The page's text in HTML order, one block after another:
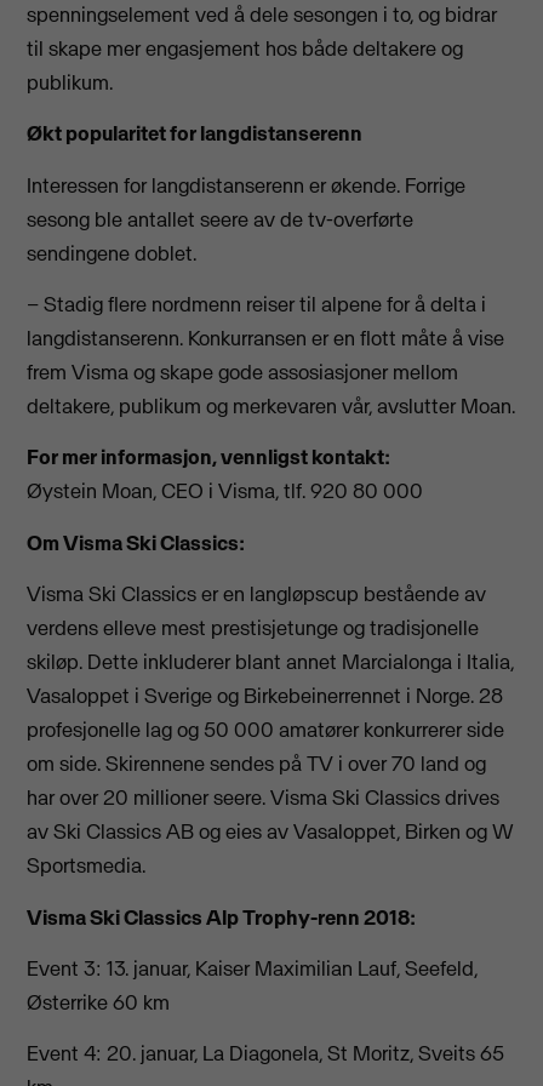
spenningselement ved å dele sesongen i to, og bidrar
til skape mer engasjement hos både deltakere og
publikum.
Økt popularitet for langdistanserenn
Interessen for langdistanserenn er økende. Forrige
sesong ble antallet seere av de tv-overførte
sendingene doblet.
– Stadig flere nordmenn reiser til alpene for å delta i
langdistanserenn. Konkurransen er en flott måte å vise
frem Visma og skape gode assosiasjoner mellom
deltakere, publikum og merkevaren vår, avslutter Moan.
For mer informasjon, vennligst kontakt:
Øystein Moan, CEO i Visma, tlf. 920 80 000
Om Visma Ski Classics:
Visma Ski Classics er en langløpscup bestående av
verdens elleve mest prestisjetunge og tradisjonelle
skiløp. Dette inkluderer blant annet Marcialonga i Italia,
Vasaloppet i Sverige og Birkebeinerrennet i Norge. 28
profesjonelle lag og 50 000 amatører konkurrerer side
om side. Skirennene sendes på TV i over 70 land og
har over 20 millioner seere. Visma Ski Classics drives
av Ski Classics AB og eies av Vasaloppet, Birken og W
Sportsmedia.
Visma Ski Classics Alp Trophy-renn 2018:
Event 3: 13. januar, Kaiser Maximilian Lauf, Seefeld,
Østerrike 60 km
Event 4: 20. januar, La Diagonela, St Moritz, Sveits 65